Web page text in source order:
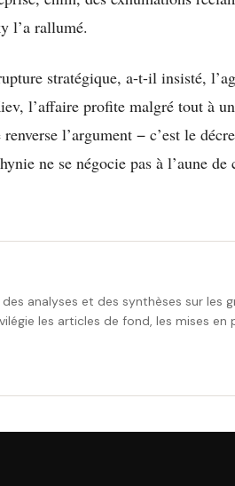
l’a rallumé.
stratégique, a-t-il insisté,
l’affaire profite malgré tout à
l’argument − c’est le
ne se négocie pas à l’aune de
analyses et des synthèses sur les
les articles de fond, les mises en